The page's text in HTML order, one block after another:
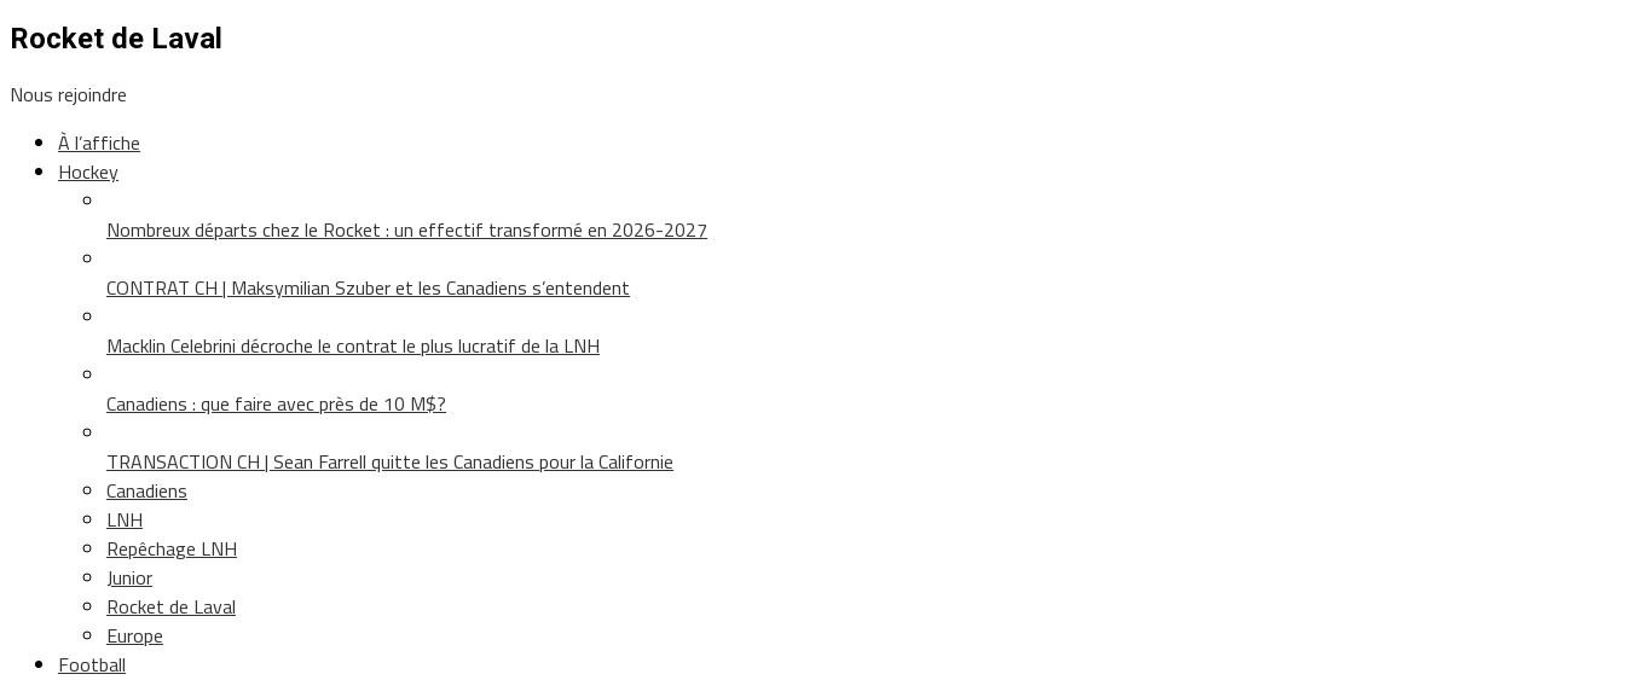
Rocket de Laval
Nous rejoindre
À l’affiche
Hockey
Nombreux départs chez le Rocket : un effectif transformé en 2026-2027
CONTRAT CH | Maksymilian Szuber et les Canadiens s’entendent
Macklin Celebrini décroche le contrat le plus lucratif de la LNH
Canadiens : que faire avec près de 10 M$?
TRANSACTION CH | Sean Farrell quitte les Canadiens pour la Californie
Canadiens
LNH
Repêchage LNH
Junior
Rocket de Laval
Europe
Football